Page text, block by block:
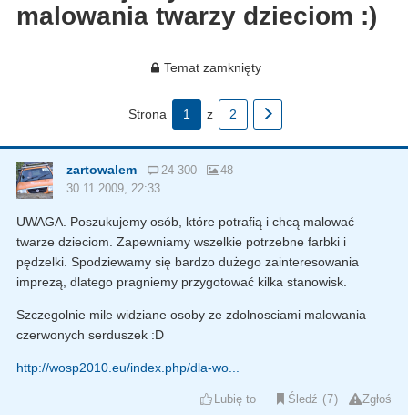
malowania twarzy dzieciom :)
Temat zamknięty
Strona 1 z 2
zartowalem 24 300
48
30.11.2009, 22:33
UWAGA. Poszukujemy osób, które potrafią i chcą malować
twarze dzieciom. Zapewniamy wszelkie potrzebne farbki i
pędzelki. Spodziewamy się bardzo dużego zainteresowania
imprezą, dlatego pragniemy przygotować kilka stanowisk.
Szczegolnie mile widziane osoby ze zdolnosciami malowania
czerwonych serduszek :D
http://wosp2010.eu/index.php/dla-wo...
Lubię to Śledź 7 Zgłoś